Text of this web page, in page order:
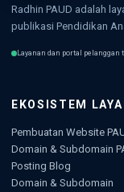
Radhin PAUD adalah
publikasi Pendidikan
Layanan dan portal pelanggan
EKOSISTEM
Pembuatan Website
Domain & Subdomain
Posting Blog
Domain & Subdomain